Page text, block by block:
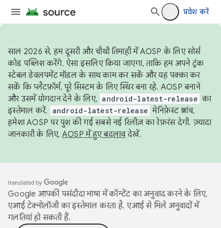
प्रवेश करें
साल 2026 से, हम दूसरी और चौथी तिमाही में AOSP के लिए सोर्स
कोड पब्लिश करेंगे. ऐसा इसलिए किया जाएगा, ताकि हम अपने ट्रंक
स्टेबल डेवलपमेंट मॉडल के साथ काम कर सकें और यह पक्का कर
सकें कि प्लैटफ़ॉर्म, पूरे सिस्टम के लिए स्थिर बना रहे. AOSP बनाने
और उसमें योगदान देने के लिए, android-latest-release का
इस्तेमाल करें.
android-latest-release मेनिफ़ेस्ट ब्रांच,
हमेशा AOSP पर पुश की गई सबसे नई रिलीज़ का रेफ़रंस देगी. ज़्यादा
जानकारी के लिए, AOSP में हुए बदलावदेखें.
Google आपकी पसंदीदा भाषा में कॉन्टेंट का अनुवाद करने के लिए,
एआई टेक्नोलॉजी का इस्तेमाल करता है. एआई से मिले अनुवादों में
गलतियां हो सकती हैं.